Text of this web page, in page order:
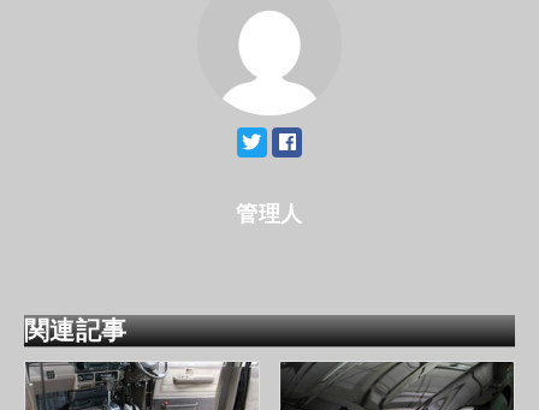
管理人
関連記事